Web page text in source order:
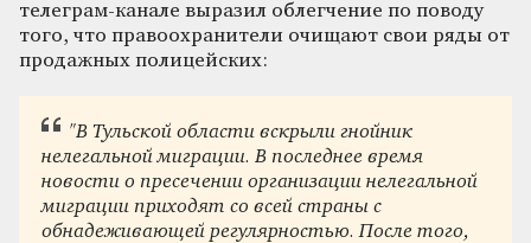
телеграм-канале выразил облегчение по поводу
того, что правоохранители очищают свои ряды от
продажных полицейских:
"В Тульской области вскрыли гнойник
нелегальной миграции. В последнее время
новости о пресечении организации нелегальной
миграции приходят со всей страны с
обнадеживающей регулярностью. После того,